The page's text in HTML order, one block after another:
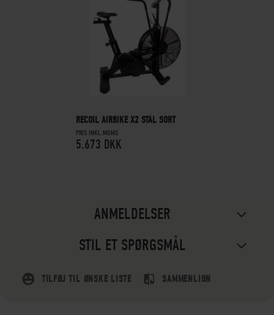
RECOIL AIRBIKE X2 STÅL SORT
PRIS INKL.MOMS
5.673 DKK
ANMELDELSER
STIL ET SPØRGSMÅL
TILFØJ TIL ØNSKE LISTE SAMMENLIGN